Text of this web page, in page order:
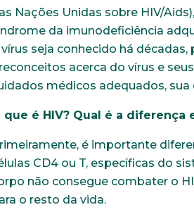
Nações Unidas sobre HIV/
da imunodeficiência
seja conhecido há
acerca do vírus e
médicos adequados,
que é HIV? Qual é a diferença
é importante
CD4 ou T, específicas do
não consegue combater o
o resto da vida.